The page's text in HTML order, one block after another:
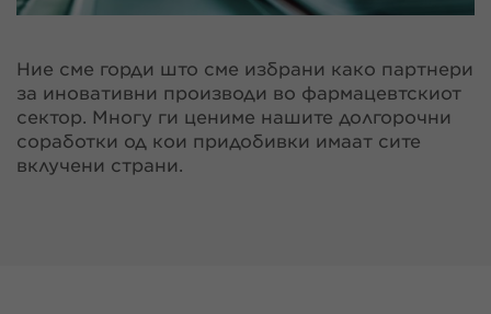
Ние сме горди што сме избрани како партнери
за иновативни производи во фармацевтскиот
сектор. Многу ги цениме нашите долгорочни
соработки од кои придобивки имаат сите
вклучени страни.